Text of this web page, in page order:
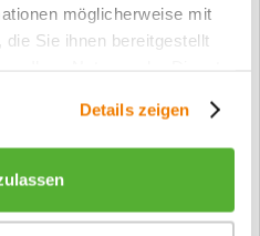
möglicherweise mit
Sie ihnen bereitgestellt
Details zeigen